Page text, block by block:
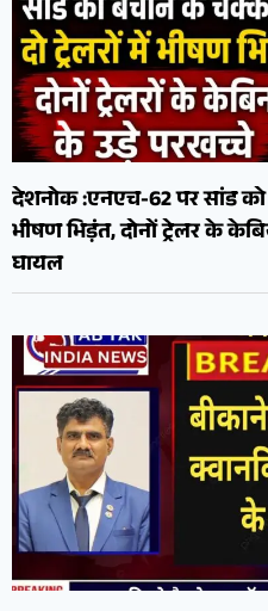
देशनोक :एनएच-62 पर सांड
भीषण भिड़ंत, दोनों ट्रेलर के
घायल